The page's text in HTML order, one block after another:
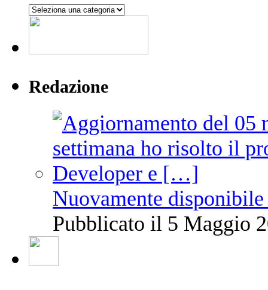
Argomenti
Redazione
Nuovamente
Pubblicato il 5 Maggio